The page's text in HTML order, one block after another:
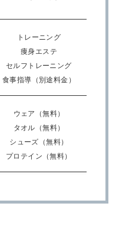
トレーニング
痩身エステ
セルフトレーニング
食事指導（別途料金）
ウェア（無料）
タオル（無料）
シューズ（無料）
プロテイン（無料）